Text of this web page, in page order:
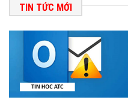
TIN TỨC MỚI